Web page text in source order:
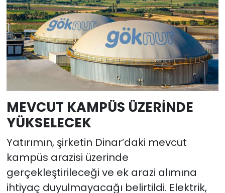
MEVCUT KAMPÜS ÜZERİNDE
YÜKSELECEK
Yatırımın, şirketin Dinar’daki mevcut
kampüs arazisi üzerinde
gerçekleştirileceği ve ek arazi alımına
ihtiyaç duyulmayacağı belirtildi. Elektrik,